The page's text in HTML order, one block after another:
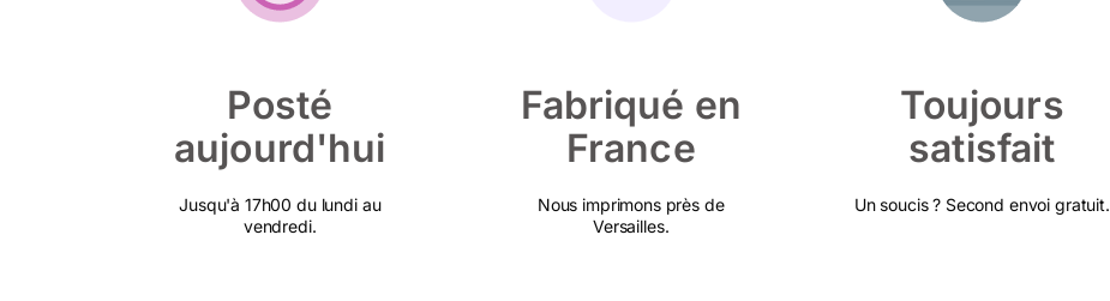
Posté
aujourd'hui
Jusqu'à 17h00 du lundi au
vendredi.
Fabriqué en
France
Nous imprimons près de
Versailles.
Toujours
satisfait
Un soucis ? Second envoi gratuit.